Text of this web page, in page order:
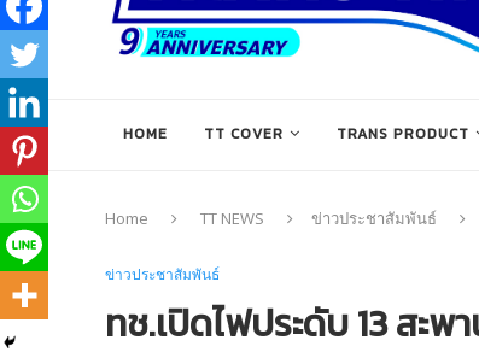
HOME TT COVER TRANS PRODUCT
Home TT NEWS ข่าวประชาสัมพันธ์
ข่าวประชาสัมพันธ์
ทช.เปิดไฟประดับ 13 สะพ